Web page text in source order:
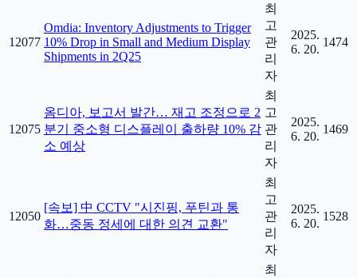
12077
Omdia: Inventory Adjustments to Trigger
10% Drop in Small and Medium Display
Shipments in 2Q25
최
고
관
리
자
2025.
6. 20.
1474
12075
옴디아, 보고서 발간… 재고 조정으로 2
분기 중소형 디스플레이 출하량 10% 감
소 예상
최
고
관
리
자
2025.
6. 20.
1469
12050
[속보] 中 CCTV "시진핑, 푸틴과 통
화…중동 정세에 대한 의견 교환"
최
고
관
리
자
2025.
6. 20.
1528
최